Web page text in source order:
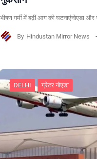
भीषण गर्मी में बढ़ीं आग की घटनाएंनोएडा और
By Hindustan Mirror News
DELHI ग्रेटर नोएडा